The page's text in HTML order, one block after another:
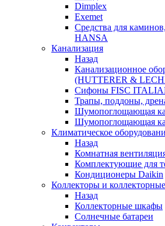
Dimplex
Exemet
Средства для
HANSA
Канализация
Назад
Канализационное
(HUTTERER &
Сифоны FISC
Трапы, поддоны,
Шумопоглощающая
Шумопоглощающая
Климатическое
Назад
Комнатная
Комплектующие для
Кондиционеры Daikin
Коллекторы и
Назад
Коллекторные шкафы
Солнечные батареи